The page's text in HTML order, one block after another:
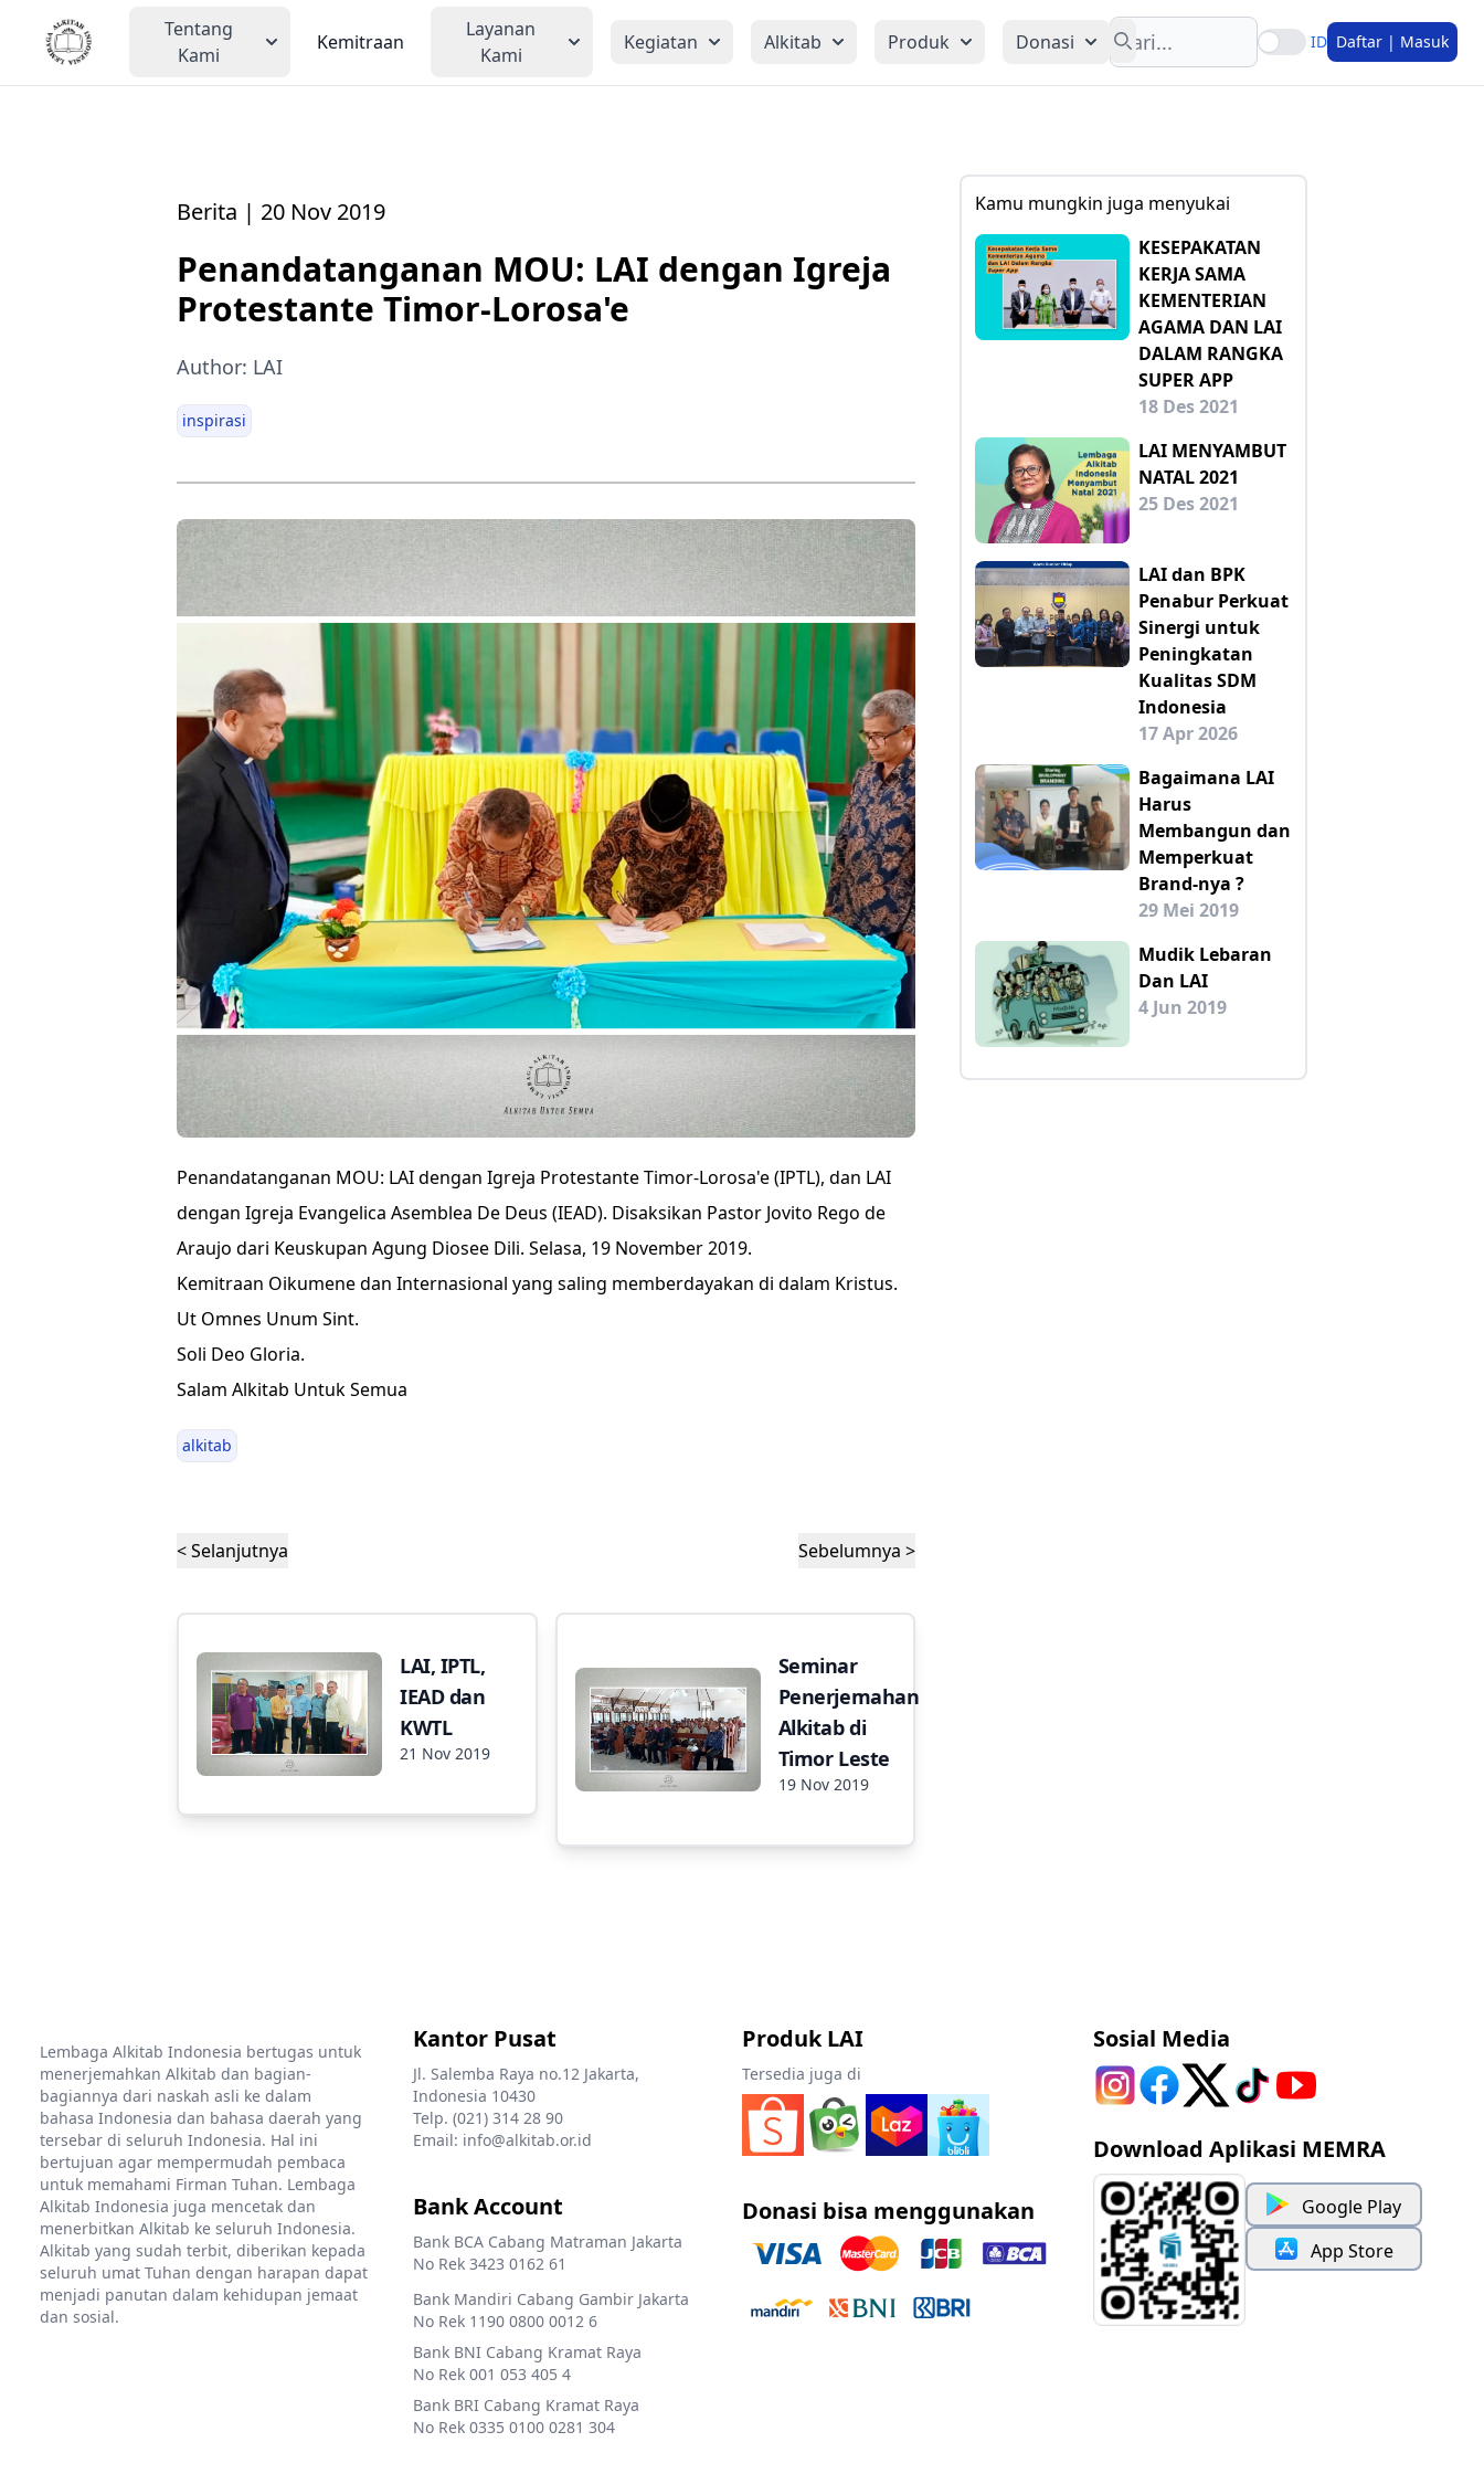
Tentang
Kami
Kemitraan
Layanan
Kami
Kegiatan Alkitab Produk Donasi
Search
ID Daftar | Masuk
Berita | 20 Nov 2019
Penandatanganan MOU: LAI dengan Igreja
Protestante Timor-Lorosa'e
Author: LAI
inspirasi
Penandatanganan MOU: LAI dengan Igreja Protestante Timor-Lorosa'e (IPTL), dan LAI
dengan Igreja Evangelica Asemblea De Deus (IEAD). Disaksikan Pastor Jovito Rego de
Araujo dari Keuskupan Agung Diosee Dili. Selasa, 19 November 2019.
Kemitraan Oikumene dan Internasional yang saling memberdayakan di dalam Kristus.
Ut Omnes Unum Sint.
Soli Deo Gloria.
Salam Alkitab Untuk Semua
alkitab
< Selanjutnya Sebelumnya >
LAI, IPTL,
IEAD dan
KWTL
21 Nov 2019
Seminar
Penerjemahan
Alkitab di
Timor Leste
19 Nov 2019
Kamu mungkin juga menyukai
KESEPAKATAN
KERJA SAMA
KEMENTERIAN
AGAMA DAN LAI
DALAM RANGKA
SUPER APP
18 Des 2021
LAI MENYAMBUT
NATAL 2021
25 Des 2021
LAI dan BPK
Penabur Perkuat
Sinergi untuk
Peningkatan
Kualitas SDM
Indonesia
17 Apr 2026
Bagaimana LAI
Harus
Membangun dan
Memperkuat
Brand-nya ?
29 Mei 2019
Mudik Lebaran
Dan LAI
4 Jun 2019
Lembaga Alkitab Indonesia bertugas untuk
menerjemahkan Alkitab dan bagian-
bagiannya dari naskah asli ke dalam
bahasa Indonesia dan bahasa daerah yang
tersebar di seluruh Indonesia. Hal ini
bertujuan agar mempermudah pembaca
untuk memahami Firman Tuhan. Lembaga
Alkitab Indonesia juga mencetak dan
menerbitkan Alkitab ke seluruh Indonesia.
Alkitab yang sudah terbit, diberikan kepada
seluruh umat Tuhan dengan harapan dapat
menjadi panutan dalam kehidupan jemaat
dan sosial.
Kantor Pusat
Jl. Salemba Raya no.12 Jakarta,
Indonesia 10430
Telp. (021) 314 28 90
Email: info@alkitab.or.id
Bank Account
Bank BCA Cabang Matraman Jakarta
No Rek 3423 0162 61
Bank Mandiri Cabang Gambir Jakarta
No Rek 1190 0800 0012 6
Bank BNI Cabang Kramat Raya
No Rek 001 053 405 4
Bank BRI Cabang Kramat Raya
No Rek 0335 0100 0281 304
Produk LAI
Tersedia juga di
Donasi bisa menggunakan
Sosial Media
Download Aplikasi MEMRA
Google Play
App Store